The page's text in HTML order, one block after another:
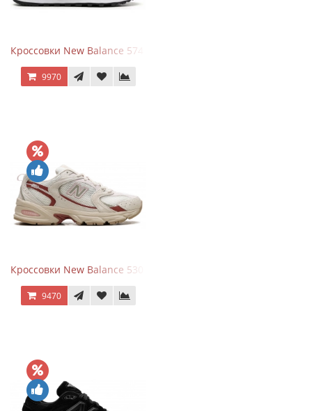
Кроссовки New Balance 574 Silver Summer Fog
9970
Кроссовки New Balance 530 Festival Pack Clay
9470